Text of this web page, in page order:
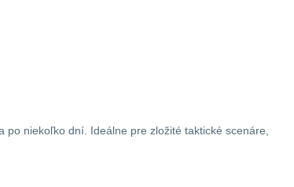
niekoľko dní. Ideálne pre zložité taktické scenáre,